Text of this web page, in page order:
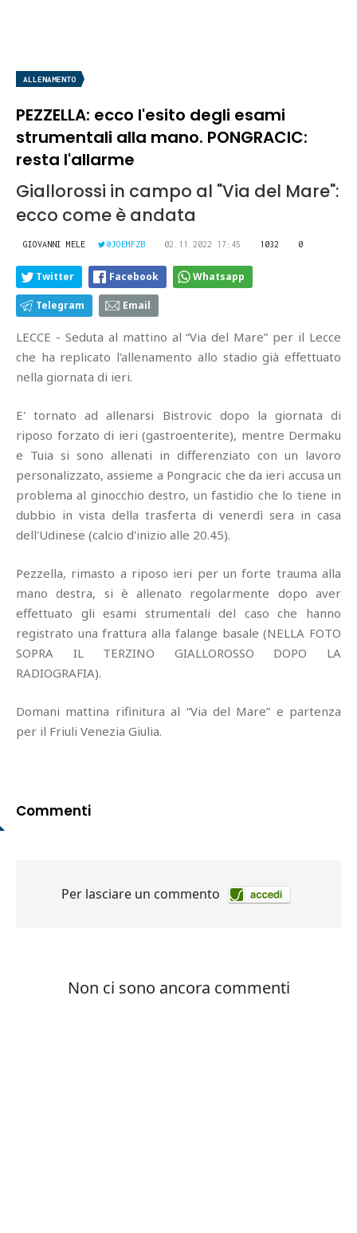
ALLENAMENTO
PEZZELLA: ecco l'esito degli esami
strumentali alla mano. PONGRACIC:
resta l'allarme
Giallorossi in campo al "Via del Mare":
ecco come è andata
GIOVANNI MELE @JOEMFZB 02.11.2022 17:45 1032 0
Twitter Facebook Whatsapp
Telegram Email
LECCE - Seduta al mattino al “Via del Mare” per il Lecce
che ha replicato l'allenamento allo stadio già effettuato
nella giornata di ieri.
E' tornato ad allenarsi Bistrovic dopo la giornata di
riposo forzato di ieri (gastroenterite), mentre Dermaku
e Tuia si sono allenati in differenziato con un lavoro
personalizzato, assieme a Pongracic che da ieri accusa un
problema al ginocchio destro, un fastidio che lo tiene in
dubbio in vista della trasferta di venerdì sera in casa
dell'Udinese (calcio d'inizio alle 20.45).
Pezzella, rimasto a riposo ieri per un forte trauma alla
mano destra, si è allenato regolarmente dopo aver
effettuato gli esami strumentali del caso che hanno
registrato una frattura alla falange basale (NELLA FOTO
SOPRA IL TERZINO GIALLOROSSO DOPO LA
RADIOGRAFIA).
Domani mattina rifinitura al “Via del Mare” e partenza
per il Friuli Venezia Giulia.
Commenti